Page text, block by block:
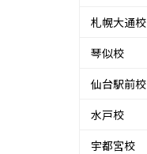
札幌大通校
琴似校
仙台駅前校
水戸校
宇都宮校